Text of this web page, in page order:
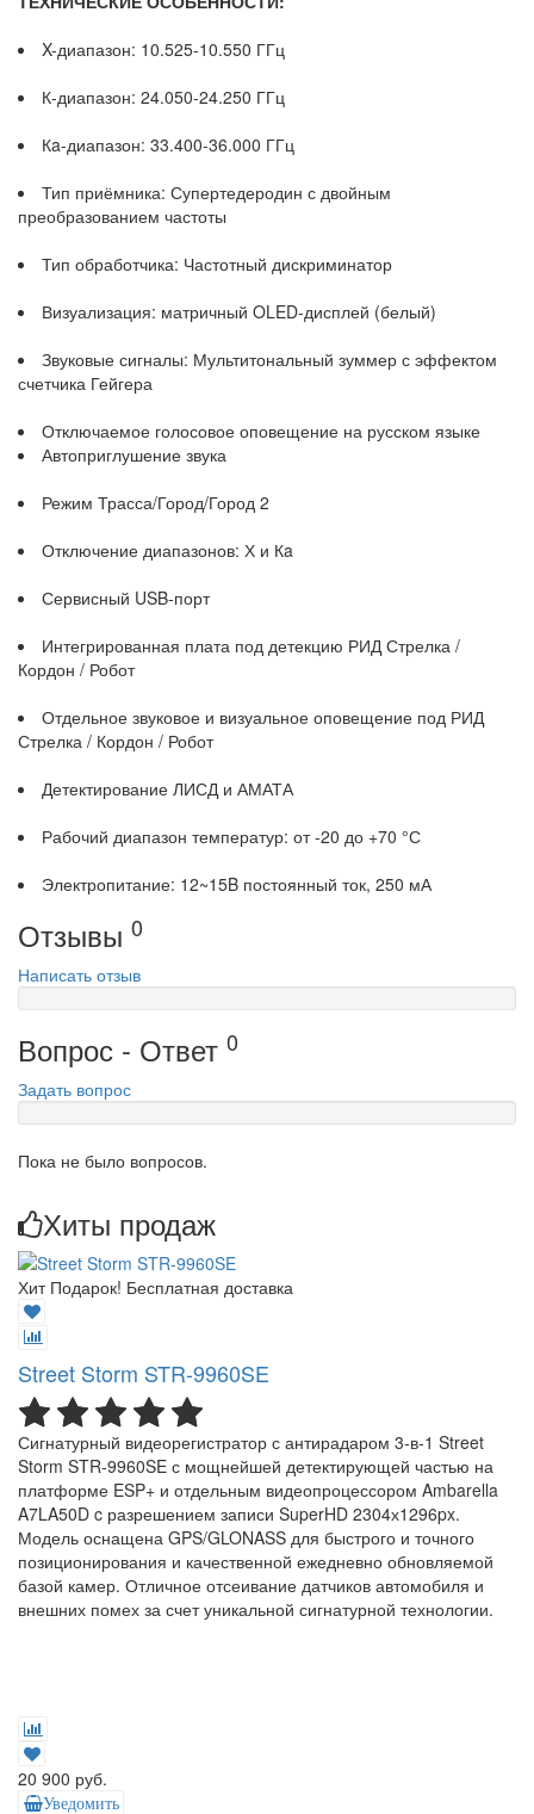
X-диапазон: 10.525-10.550 ГГц
К-диапазон: 24.050-24.250 ГГц
Кa-диапазон: 33.400-36.000 ГГц
Тип приёмника: Супертедеродин с двойным
преобразованием частоты
Тип обработчика: Частотный дискриминатор
Визуализация: матричный OLED-дисплей (белый)
Звуковые сигналы: Мультитональный зуммер с эффектом
счетчика Гейгера
Отключаемое голосовое оповещение на русском языке
Автоприглушение звука
Режим Трасса/Город/Город 2
Отключение диапазонов: Х и Кa
Сервисный USB-порт
Интегрированная плата под детекцию РИД Стрелка /
Кордон / Робот
Отдельное звуковое и визуальное оповещение под РИД
Стрелка / Кордон / Робот
Детектирование ЛИСД и АМАТА
Рабочий диапазон температур: от -20 до +70 °С
Электропитание: 12~15B постоянный ток, 250 мА
Отзывы 0
Написать отзыв
Вопрос - Ответ 0
Задать вопрос
Пока не было вопросов.
Хиты продаж
Хит Подарок! Бесплатная доставка
Street Storm STR-9960SE
Сигнатурный видеорегистратор с антирадаром 3-в-1 Street
Storm STR-9960SE с мощнейшей детектирующей частью на
платформе ESP+ и отдельным видеопроцессором Ambarella
A7LA50D c разрешением записи SuperHD 2304х1296px.
Модель оснащена GPS/GLONASS для быстрого и точного
позиционирования и качественной ежедневно обновляемой
базой камер. Отличное отсеивание датчиков автомобиля и
внешних помех за счет уникальной сигнатурной технологии.
20 900 руб.
Уведомить